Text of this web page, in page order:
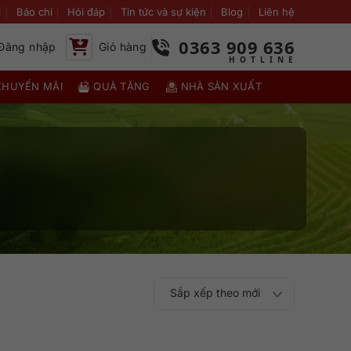
Báo chí Hỏi đáp Tin tức và sự kiện Blog Liên hệ
nhập Giỏ hàng 0363 909 636
MÃI QUÀ TẶNG NHÀ SẢN XUẤT
Sắp xếp theo
Sắp xếp theo mới